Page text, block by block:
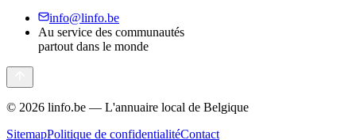
info@linfo.be
Au service des communautés
partout dans le monde
© 2026 linfo.be — L'annuaire local de Belgique
SitemapPolitique de confidentialitéContact